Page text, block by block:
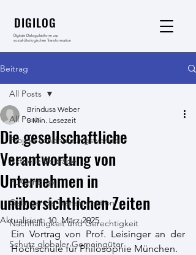
DIGILOG
Digitale Dialogplattform zur
sozial-ökologischen Transformation
Beitrag
All Posts
Projekt Landnutzungswende
Aktuelle Beiträge
FLXSynErgy
Gelingende Transformation
Nachhaltigkeit und Gerechtigkeit
Schutz globaler Gemeingüter
All Posts
Die gesellschaftliche
Verantwortung von
Unternehmen in
unübersichtlichen Zeiten
Brindusa Weber
5 Min. Lesezeit
Aktualisiert:10. März 2025
Ein Vortrag von Prof. Leisinger an der
Hochschule für Philosophie München.